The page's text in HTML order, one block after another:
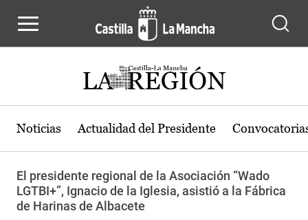
Noticias Actualidad del Presidente
El presidente regional de la Asociación “Wado
LGTBI+”, Ignacio de la Iglesia, asistió a la Fábrica
de Harinas de Albacete